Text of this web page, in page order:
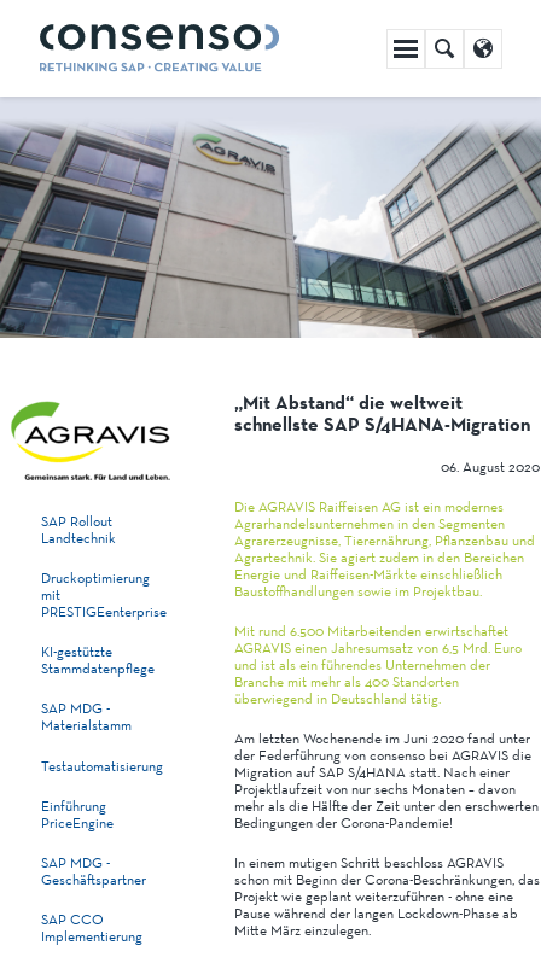
Navigation
überspringen
SAP Rollout
Landtechnik
Druckoptimierung
mit
PRESTIGEenterprise
KI-gestützte
Stammdatenpflege
SAP MDG -
Materialstamm
Testautomatisierung
Einführung
PriceEngine
SAP MDG -
Geschäftspartner
SAP CCO
Implementierung
„Mit Abstand“ die weltweit
schnellste SAP S/4HANA-Migration
06. August 2020
Die AGRAVIS Raiffeisen AG ist ein modernes
Agrarhandelsunternehmen in den Segmenten
Agrarerzeugnisse, Tierernährung, Pflanzenbau und
Agrartechnik. Sie agiert zudem in den Bereichen
Energie und Raiffeisen-Märkte einschließlich
Baustoffhandlungen sowie im Projektbau.
Mit rund 6.500 Mitarbeitenden erwirtschaftet
AGRAVIS einen Jahresumsatz von 6,5 Mrd. Euro
und ist als ein führendes Unternehmen der
Branche mit mehr als 400 Standorten
überwiegend in Deutschland tätig.
Am letzten Wochenende im Juni 2020 fand unter
der Federführung von consenso bei AGRAVIS die
Migration auf SAP S/4HANA statt. Nach einer
Projektlaufzeit von nur sechs Monaten – davon
mehr als die Hälfte der Zeit unter den erschwerten
Bedingungen der Corona-Pandemie!
In einem mutigen Schritt beschloss AGRAVIS
schon mit Beginn der Corona-Beschränkungen, das
Projekt wie geplant weiterzuführen - ohne eine
Pause während der langen Lockdown-Phase ab
Mitte März einzulegen.